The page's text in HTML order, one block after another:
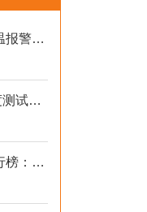
DR-D206电池针刺试验机：超温报警设定与故障复位安全操作指南
数字显示技术如何提升布氏硬度测试的精度与重复性
2026年温湿振三综合试验箱排行榜：多应力可靠性测试设备优选榜单